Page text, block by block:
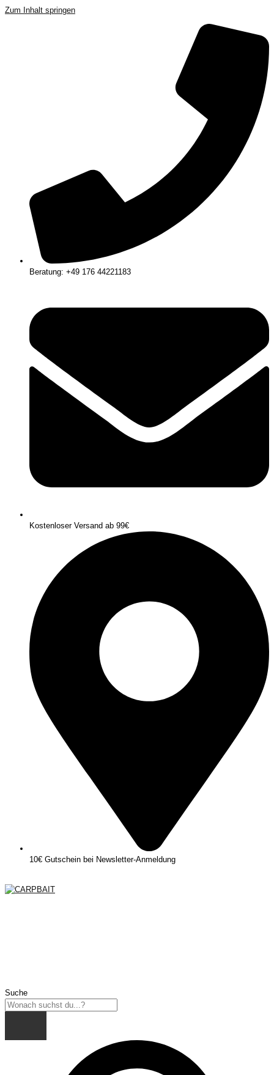
Zum Inhalt springen
Beratung: +49 176 44221183
Kostenloser Versand ab 99€
10€ Gutschein bei Newsletter-Anmeldung
Suche